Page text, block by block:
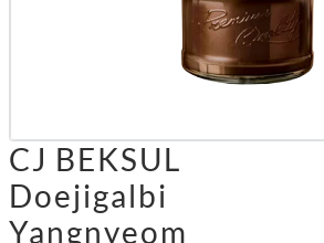
CJ BEKSUL
Doejigalbi
Yangnyeom